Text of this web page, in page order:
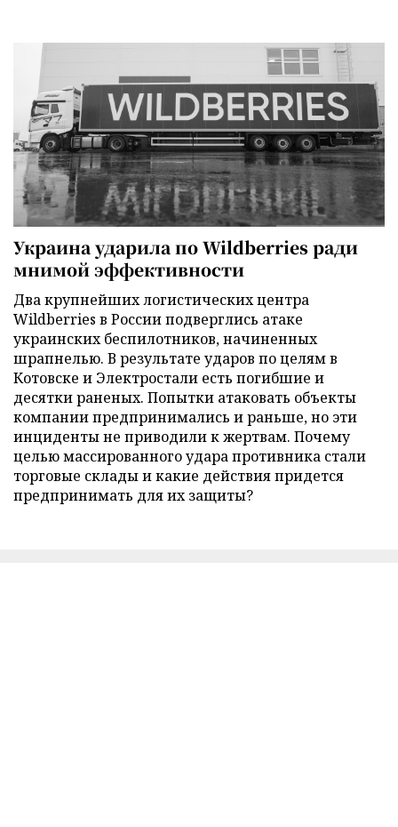
Украина ударила по Wildberries ради
мнимой эффективности
Два крупнейших логистических центра
Wildberries в России подверглись атаке
украинских беспилотников, начиненных
шрапнелью. В результате ударов по целям в
Котовске и Электростали есть погибшие и
десятки раненых. Попытки атаковать объекты
компании предпринимались и раньше, но эти
инциденты не приводили к жертвам. Почему
целью массированного удара противника стали
торговые склады и какие действия придется
предпринимать для их защиты?